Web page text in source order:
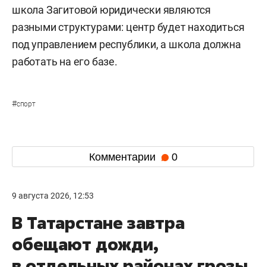
школа Загитовой юридически являются
разными структурами: центр будет находиться
под управлением республики, а школа должна
работать на его базе.
#спорт
Комментарии 0
9 августа 2026, 12:53
В Татарстане завтра
обещают дожди,